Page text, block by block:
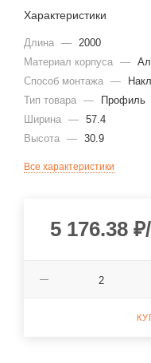
Характеристики
Длина — 2000
Материал корпуса —
Способ монтажа —
Тип товара —
Профиль
Ширина — 57.4
Высота — 30.9
Все характеристики
5 176.38 ₽